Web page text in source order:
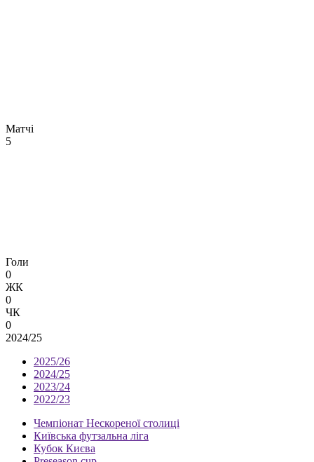
Матчі
5
Голи
0
ЖК
0
ЧК
0
2024/25
2025/26
2024/25
2023/24
2022/23
Чемпіонат Нескореної столиці
Київська футзальна ліга
Кубок Києва